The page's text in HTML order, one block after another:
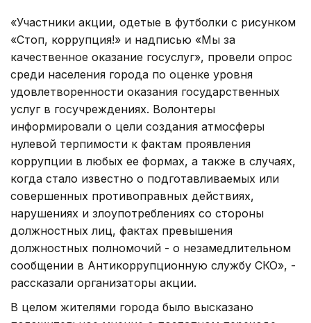
«Участники акции, одетые в футболки с рисунком
«Стоп, коррупция!» и надписью «Мы за
качественное оказание госуслуг», провели опрос
среди населения города по оценке уровня
удовлетворенности оказания государственных
услуг в госучреждениях. Волонтеры
информировали о цели создания атмосферы
нулевой терпимости к фактам проявления
коррупции в любых ее формах, а также в случаях,
когда стало известно о подготавливаемых или
совершенных противоправных действиях,
нарушениях и злоупотреблениях со стороны
должностных лиц, фактах превышения
должностных полномочий - о незамедлительном
сообщении в Антикоррупционную службу СКО», -
рассказали организаторы акции.
В целом жителями города было высказано